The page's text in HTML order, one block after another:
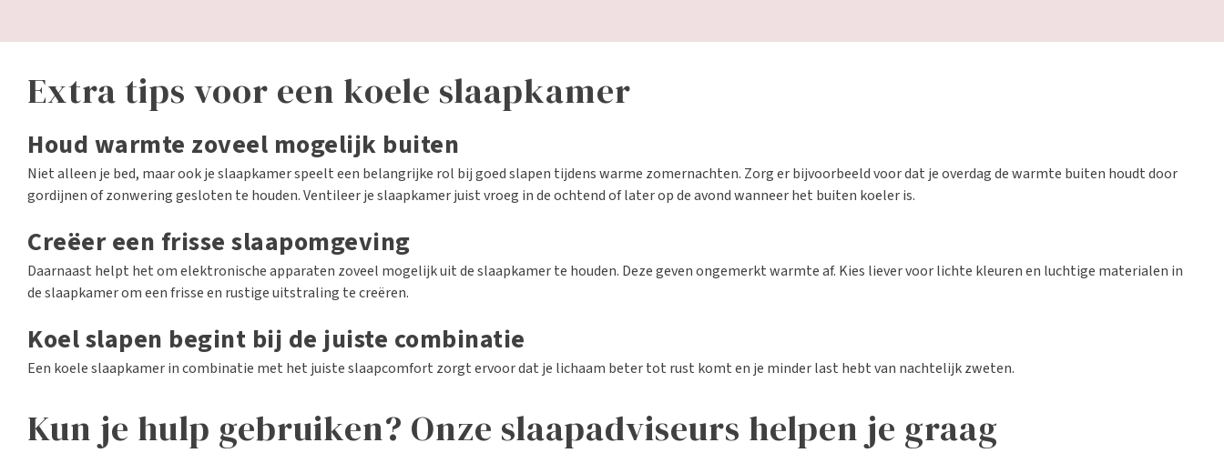
Extra tips voor een koele slaapkamer
Houd warmte zoveel mogelijk buiten
Niet alleen je bed, maar ook je slaapkamer speelt een belangrijke rol bij goed slapen tijdens warme zomernachten. Zorg er bijvoorbeeld voor dat je overdag de warmte buiten houdt door
gordijnen of zonwering gesloten te houden. Ventileer je slaapkamer juist vroeg in de ochtend of later op de avond wanneer het buiten koeler is.
Creëer een frisse slaapomgeving
Daarnaast helpt het om elektronische apparaten zoveel mogelijk uit de slaapkamer te houden. Deze geven ongemerkt warmte af. Kies liever voor lichte kleuren en luchtige materialen in
de slaapkamer om een frisse en rustige uitstraling te creëren.
Koel slapen begint bij de juiste combinatie
Een koele slaapkamer in combinatie met het juiste slaapcomfort zorgt ervoor dat je lichaam beter tot rust komt en je minder last hebt van nachtelijk zweten.
Kun je hulp gebruiken? Onze slaapadviseurs helpen je graag